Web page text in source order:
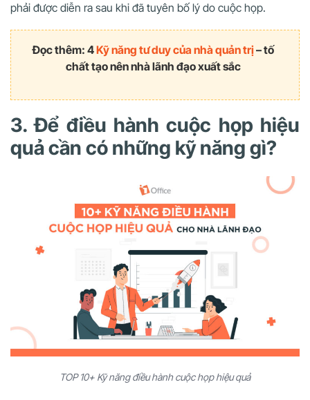
phải được diễn ra sau khi đã tuyên bố lý do cuộc họp.
Đọc thêm: 4Kỹ năng tư duy của nhà quản trị– tố
chất tạo nên nhà lãnh đạo xuất sắc
3. Để điều hành cuộc họp hiệu
quả cần có những kỹ năng gì?
TOP 10+ Kỹ năng điều hành cuộc họp hiệu quả